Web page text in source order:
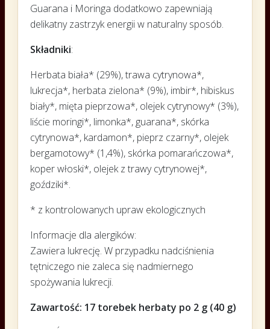
Guarana i Moringa dodatkowo zapewniają
delikatny zastrzyk energii w naturalny sposób.
Składniki:
Herbata biała* (29%), trawa cytrynowa*,
lukrecja*, herbata zielona* (9%), imbir*, hibiskus
biały*, mięta pieprzowa*, olejek cytrynowy* (3%),
liście moringi*, limonka*, guarana*, skórka
cytrynowa*, kardamon*, pieprz czarny*, olejek
bergamotowy* (1,4%), skórka pomarańczowa*,
koper włoski*, olejek z trawy cytrynowej*,
goździki*.
* z kontrolowanych upraw ekologicznych
Informacje dla alergików:
Zawiera lukrecję. W przypadku nadciśnienia
tętniczego nie zaleca się nadmiernego
spożywania lukrecji.
Zawartość: 17 torebek herbaty po 2 g (40 g)